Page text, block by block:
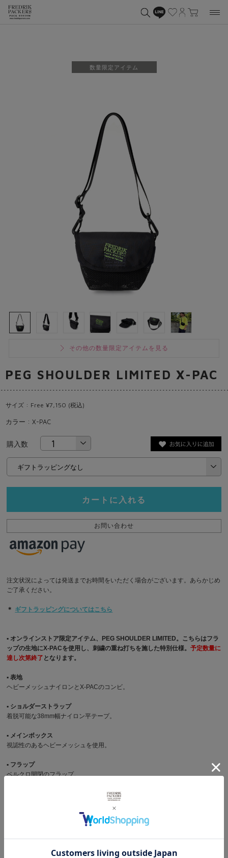
数量限定アイテム
その他の数量限定アイテムを見る
PEG SHOULDER LIMITED X-PAC
サイズ : Free ¥7,150 (税込)
カラー : X-PAC
購入数
カートに入れる
お問い合わせ
注文状況によっては発送までお時間をいただく場合がございます。あらかじめ
ご了承ください。
＊ ギフトラッピングについてはこちら
▪︎ オンラインストア限定アイテム、PEG SHOULDER LIMITED。こちらはフラ
ップの生地にX-PACを使用し、刺繍の重ね打ちを施した特別仕様。 予定数量に
達し次第終了 となります。
▪︎ 表地
ヘビーメッシュナイロンとX-PACのコンビ。
▪︎ ショルダーストラップ
着脱可能な38mm幅ナイロン平テープ。
▪︎ メインボックス
視認性のあるヘビーメッシュを使用。
▪︎ フラップ
ベルクロ開閉のフラップ。
本体背面とインナーに深さ12.5cmの仕切りポケットを装備。